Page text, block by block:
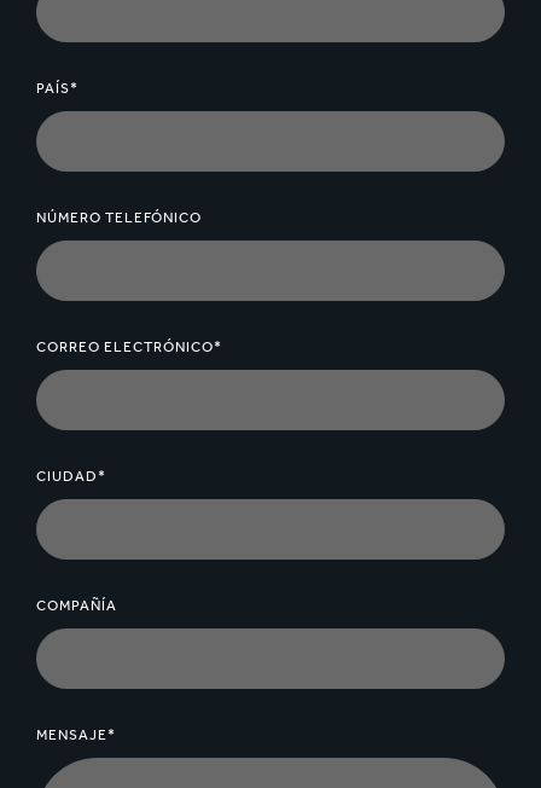
PAÍS*
NÚMERO TELEFÓNICO
CORREO ELECTRÓNICO*
CIUDAD*
COMPAÑÍA
MENSAJE*